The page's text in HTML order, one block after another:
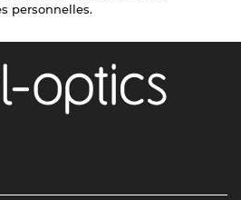
personnelles.